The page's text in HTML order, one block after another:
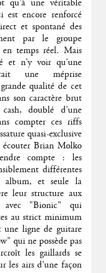
qu'à une véritable
est encore renforcé
et spontané des
par le groupe
temps réel. Mais
et n'y voir qu'une
une méprise
qualité de cet
son caractère brut
doublé d'une
compter ces riffs
quasi-exclusive
écouter Brian Molko
compte : les
différentes
album, et seule la
leur structure aux
avec "Bionic" qui
au strict minimum
une ligne de guitare
qui ne possède pas
les gaillards se
les airs d'une façon